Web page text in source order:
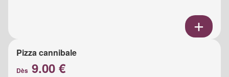
Pizza cannibale
Dès 9.00 €